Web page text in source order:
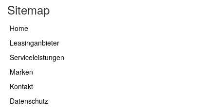
Sitemap
Home
Leasinganbieter
Serviceleistungen
Marken
Kontakt
Datenschutz